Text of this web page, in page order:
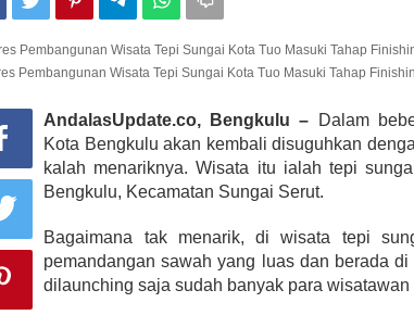
Pembangunan Wisata Tepi Sungai Kota Tuo Masuki Tahap
AndalasUpdate.co, Bengkulu –
Dalam
Kota Bengkulu akan kembali disuguhkan
kalah menariknya. Wisata itu ialah tepi
Bengkulu, Kecamatan Sungai Serut.
Bagaimana tak menarik, di wisata tepi
pemandangan sawah yang luas dan berada
dilaunching saja sudah banyak para
Kabupaten Kaur
desa Satu Ambulans
Di KOMINFO KOTA BENGKULU,
POLITIK
| November 1, 2020